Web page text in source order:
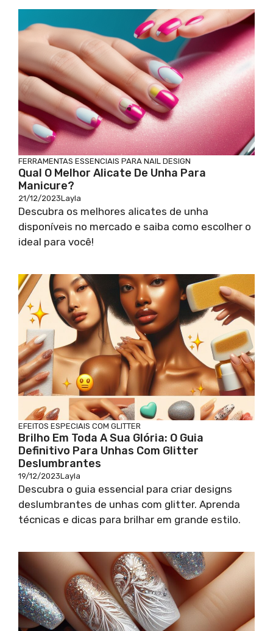
FERRAMENTAS ESSENCIAIS PARA NAIL DESIGN
Qual O Melhor Alicate De Unha Para
Manicure?
21/12/2023Layla
Descubra os melhores alicates de unha
disponíveis no mercado e saiba como escolher o
ideal para você!
EFEITOS ESPECIAIS COM GLITTER
Brilho Em Toda A Sua Glória: O Guia
Definitivo Para Unhas Com Glitter
Deslumbrantes
19/12/2023Layla
Descubra o guia essencial para criar designs
deslumbrantes de unhas com glitter. Aprenda
técnicas e dicas para brilhar em grande estilo.